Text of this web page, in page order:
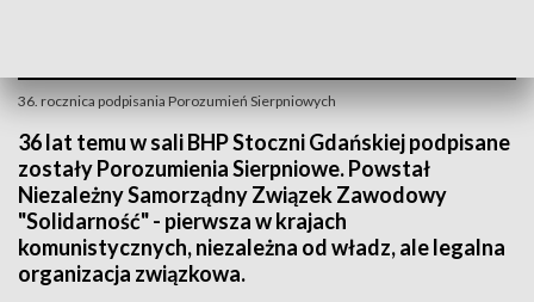
36. rocznica podpisania Porozumień Sierpniowych
36 lat temu w sali BHP Stoczni Gdańskiej podpisane
zostały Porozumienia Sierpniowe. Powstał
Niezależny Samorządny Związek Zawodowy
"Solidarność" - pierwsza w krajach
komunistycznych, niezależna od władz, ale legalna
organizacja związkowa.